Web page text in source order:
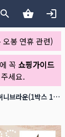
봉 연휴 관련)
꼭 쇼핑가이드
세요.
Honey drops 원데이 14.5mm 허니브라운(1박스 10개들이)